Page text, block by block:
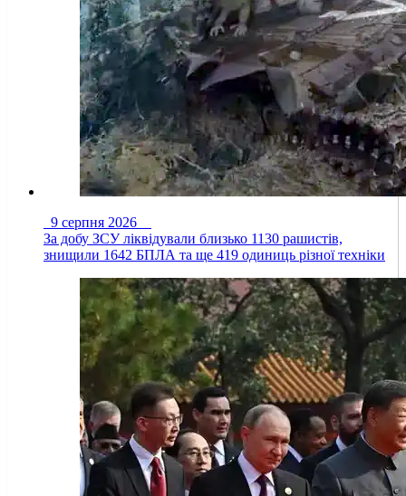
9 серпня 2026
За добу ЗСУ ліквідували близько 1130 рашистів,
знищили 1642 БПЛА та ще 419 одиниць різної техніки